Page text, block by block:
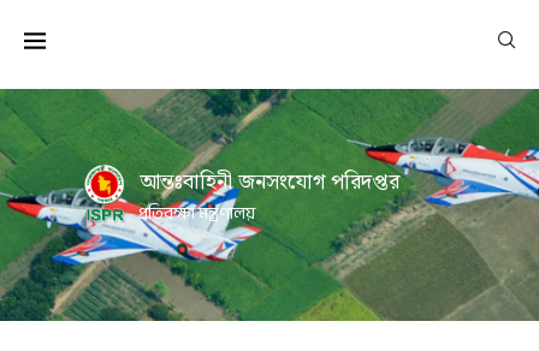
আন্তঃবাহিনী জনসংযোগ পরিদপ্তর
প্রতিরক্ষা মন্ত্রণালয়